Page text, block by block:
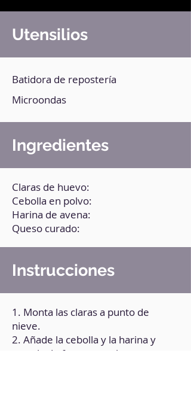
Utensilios
Batidora de repostería
Microondas
Ingredientes
Claras de huevo:
Cebolla en polvo:
Harina de avena:
Queso curado:
Instrucciones
1. Monta las claras a punto de
nieve.
2. Añade la cebolla y la harina y
mezcla de forma envolvente.